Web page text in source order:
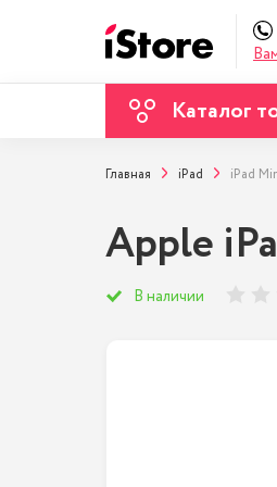
Каталог
Главная iPad iPad
Apple
В наличии